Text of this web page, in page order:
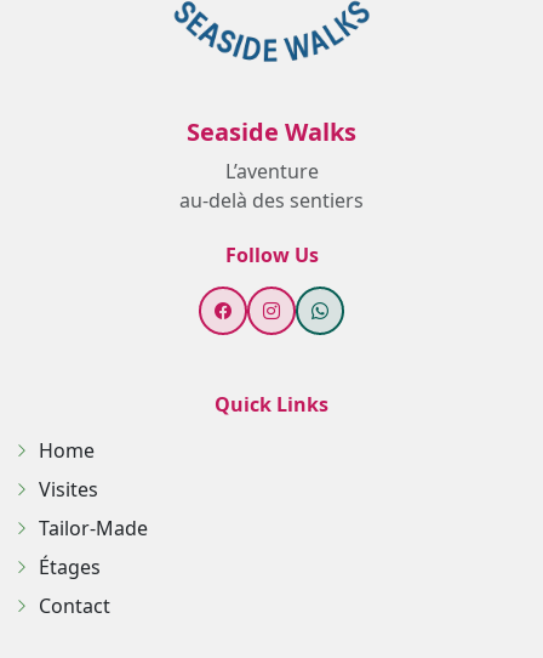
Seaside Walks
L’aventure
au-delà des sentiers
Follow Us
Quick Links
Home
Visites
Tailor-Made
Étages
Contact